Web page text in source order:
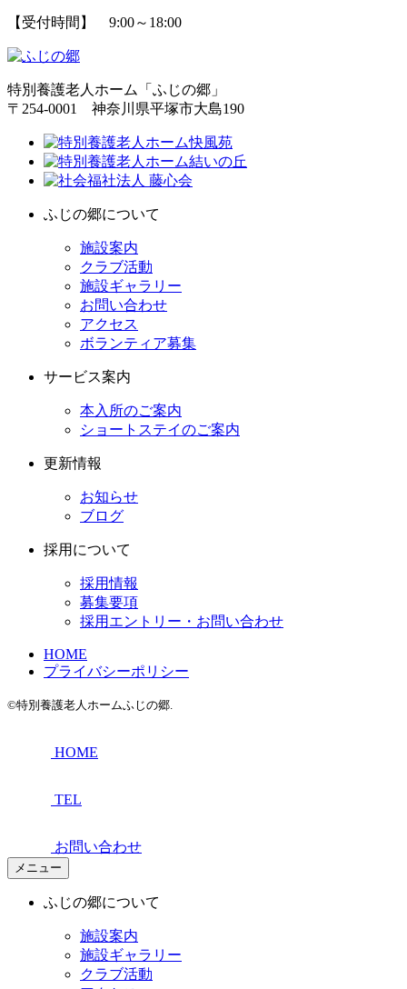
【受付時間】 9:00～18:00
特別養護老人ホーム「ふじの郷」
〒254-0001 神奈川県平塚市大島190
ふじの郷について
施設案内
クラブ活動
施設ギャラリー
お問い合わせ
アクセス
ボランティア募集
サービス案内
本入所のご案内
ショートステイのご案内
更新情報
お知らせ
ブログ
採用について
採用情報
募集要項
採用エントリー・お問い合わせ
HOME
プライバシーポリシー
©特別養護老人ホームふじの郷.
HOME
TEL
お問い合わせ
メニュー
ふじの郷について
施設案内
施設ギャラリー
クラブ活動